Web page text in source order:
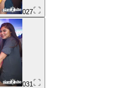
027
031